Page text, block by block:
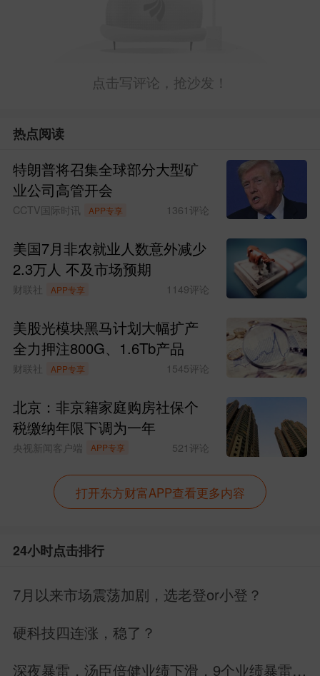
点击写评论，抢沙发！
热点阅读
特朗普将召集全球部分大型矿
业公司高管开会
CCTV国际时讯 APP专享 1361评论
美国7月非农就业人数意外减少
2.3万人 不及市场预期
财联社 APP专享 1149评论
美股光模块黑马计划大幅扩产
全力押注800G、1.6Tb产品
财联社 APP专享 1545评论
北京：非京籍家庭购房社保个
税缴纳年限下调为一年
央视新闻客户端 APP专享 521评论
打开东方财富APP查看更多内容
24小时点击排行
7月以来市场震荡加剧，选老登or小登？
硬科技四连涨，稳了？
深夜暴雷，汤臣倍健业绩下滑，9个业绩暴雷，